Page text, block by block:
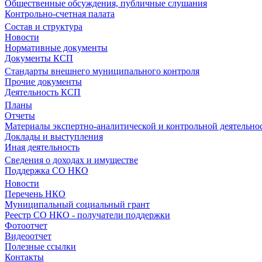
Общественные обсуждения, публичные слушания
Контрольно-счетная палата
Состав и структура
Новости
Нормативные документы
Документы КСП
Стандарты внешнего муниципального контроля
Прочие документы
Деятельность КСП
Планы
Отчеты
Материалы экспертно-аналитической и контрольной
Доклады и выступления
Иная деятельность
Сведения о доходах и имуществе
Поддержка СО НКО
Новости
Перечень НКО
Муниципальный социальный грант
Реестр СО НКО - получатели поддержки
Фотоотчет
Видеоотчет
Полезные ссылки
Контакты